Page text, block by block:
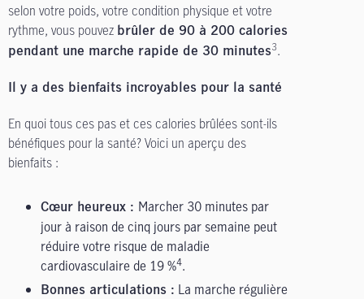
selon votre poids, votre condition physique et votre
rythme, vous pouvez brûler de 90 à 200 calories
pendant une marche rapide de 30 minutes3.
Il y a des bienfaits incroyables pour la santé
En quoi tous ces pas et ces calories brûlées sont-ils
bénéfiques pour la santé? Voici un aperçu des
bienfaits :
Cœur heureux : Marcher 30 minutes par
jour à raison de cinq jours par semaine peut
réduire votre risque de maladie
cardiovasculaire de 19 %4.
Bonnes articulations : La marche régulière